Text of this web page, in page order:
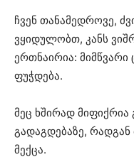
ჩვენ თანამედროვე,
ვყიდულობთ, კანს
ერთნაირია: მიმწვარი
ფუჭდება.
მეც ხშირად მიფიქრია
გადაგდებაზე, რადგან
მექცა.